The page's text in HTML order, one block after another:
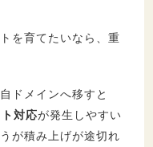
を育てたいなら、重
ドメインへ移すと
対応が発生しやすい
が積み上げが途切れ